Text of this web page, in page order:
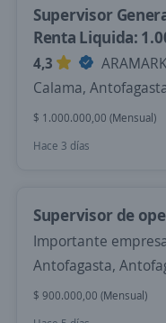
Supervisor
Renta Liquida:
4,3
ARAMARK
Calama,
$ 1.000.000,00 (Mensual)
Hace 3 días
Supervisor de
Importante
Antofagasta,
$ 900.000,00 (Mensual)